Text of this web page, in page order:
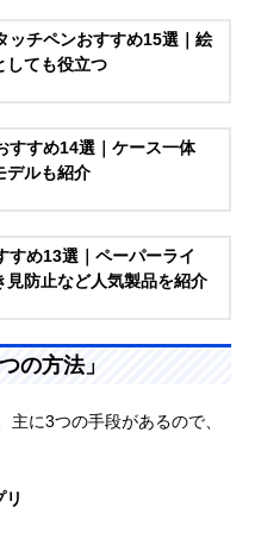
ッチペンおすすめ15選｜絵
しても役立つ
すすめ14選｜ケース一体
デルも紹介
すめ13選｜ペーパーライ
見防止など人気製品を紹介
の方法」
に3つの手段があるので、